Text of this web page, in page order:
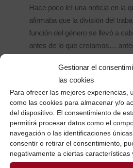
Gestionar el
las cookies
Para ofrecer las mejores experiencias,
como las cookies para almacenar y/o
del dispositivo. El consentimiento de
permitirá procesar datos como el
navegación o las identificaciones
consentir o retirar el consentimiento,
negativamente a ciertas características
Hace poco leí una noticia en la
afirmaba que la división del
función del género se llevó a
antes de lo que creíamos…
distintos miembros del grupo
en función de capacidades,...
06 marzo, 2015/2 Comentarios